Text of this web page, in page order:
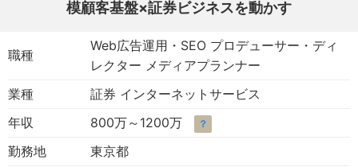
模顧客基盤×証券ビジネスを動かす
職種
Web広告運用・SEO プロデューサー・ディ
レクター メディアプランナー
業種
証券 インターネットサービス
年収
800万～1200万 ？
勤務地 東京都